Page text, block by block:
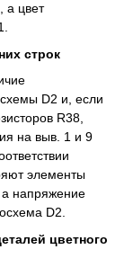
а цвет
строк
D2 и, если
R38,
на выв. 1 и 9
элементы
напряжение
D2.
цветного